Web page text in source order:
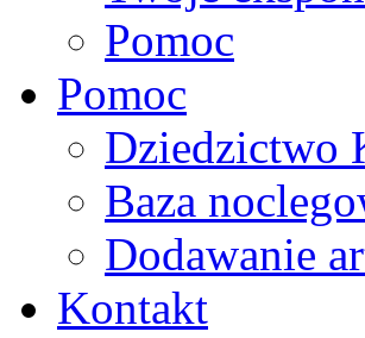
Pomoc
Pomoc
Dziedzictwo
Baza
Dodawanie
Kontakt